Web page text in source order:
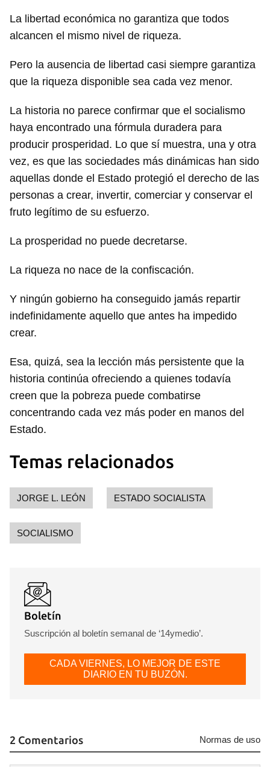
La libertad económica no garantiza que todos
alcancen el mismo nivel de riqueza.
Pero la ausencia de libertad casi siempre garantiza
que la riqueza disponible sea cada vez menor.
La historia no parece confirmar que el socialismo
haya encontrado una fórmula duradera para
producir prosperidad. Lo que sí muestra, una y otra
vez, es que las sociedades más dinámicas han sido
aquellas donde el Estado protegió el derecho de las
personas a crear, invertir, comerciar y conservar el
fruto legítimo de su esfuerzo.
La prosperidad no puede decretarse.
La riqueza no nace de la confiscación.
Y ningún gobierno ha conseguido jamás repartir
indefinidamente aquello que antes ha impedido
crear.
Esa, quizá, sea la lección más persistente que la
historia continúa ofreciendo a quienes todavía
creen que la pobreza puede combatirse
concentrando cada vez más poder en manos del
Estado.
Temas relacionados
JORGE L. LEÓN ESTADO SOCIALISTA
SOCIALISMO
Boletín
Suscripción al boletín semanal de ‘14ymedio’.
CADA VIERNES, LO MEJOR DE ESTE
DIARIO EN TU BUZÓN.
2 Comentarios Normas de uso